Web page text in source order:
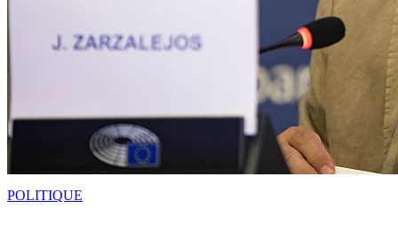
POLITIQUE